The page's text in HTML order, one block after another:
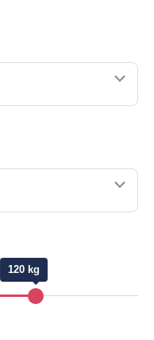
120 kg